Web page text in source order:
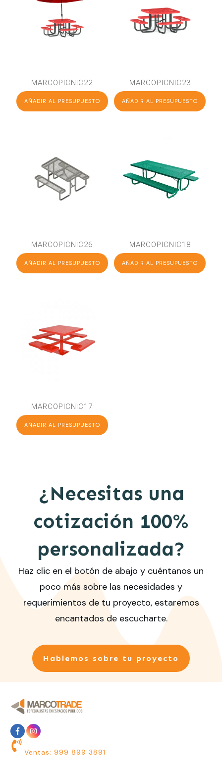
MARCOPICNIC22
AÑADIR AL PRESUPUESTO
MARCOPICNIC23
AÑADIR AL PRESUPUESTO
MARCOPICNIC26
AÑADIR AL PRESUPUESTO
MARCOPICNIC18
AÑADIR AL PRESUPUESTO
MARCOPICNIC17
AÑADIR AL PRESUPUESTO
¿Necesitas una
cotización 100%
personalizada?
Haz clic en el botón de abajo y cuéntanos un
poco más sobre las necesidades y
requerimientos de tu proyecto, estaremos
encantados de escucharte.
Hablemos sobre tu proyecto
Ventas: 999 899 3891